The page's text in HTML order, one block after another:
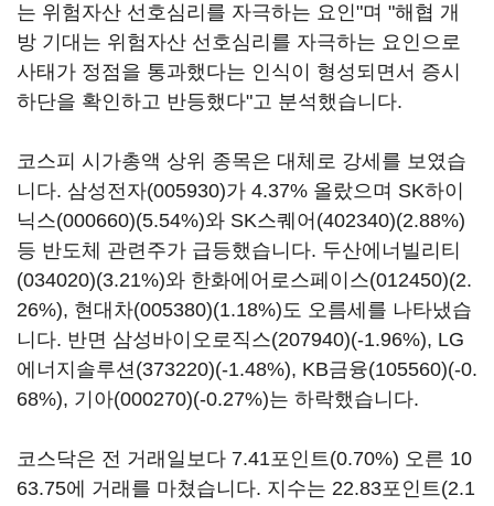
는 위험자산 선호심리를 자극하는 요인"며 "해협 개
방 기대는 위험자산 선호심리를 자극하는 요인으로
사태가 정점을 통과했다는 인식이 형성되면서 증시
하단을 확인하고 반등했다"고 분석했습니다.
코스피 시가총액 상위 종목은 대체로 강세를 보였습
니다. 삼성전자(005930)가 4.37% 올랐으며 SK하이
닉스(000660)(5.54%)와 SK스퀘어(402340)(2.88%)
등 반도체 관련주가 급등했습니다. 두산에너빌리티
(034020)(3.21%)와 한화에어로스페이스(012450)(2.
26%), 현대차(005380)(1.18%)도 오름세를 나타냈습
니다. 반면 삼성바이오로직스(207940)(-1.96%), LG
에너지솔루션(373220)(-1.48%), KB금융(105560)(-0.
68%), 기아(000270)(-0.27%)는 하락했습니다.
코스닥은 전 거래일보다 7.41포인트(0.70%) 오른 10
63.75에 거래를 마쳤습니다. 지수는 22.83포인트(2.1